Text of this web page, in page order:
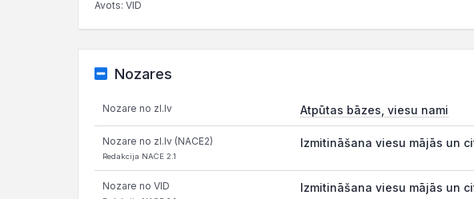
Avots: VID
Nozares
Nozare no zl.lv Atpūtas bāzes, viesu nami
Nozare no zl.lv (NACE2)
Redakcija NACE 2.1
Izmitināšana viesu mājās un
Nozare no VID Izmitināšana viesu mājās un